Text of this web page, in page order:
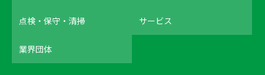
点検・保守・清掃 サービス
業界団体